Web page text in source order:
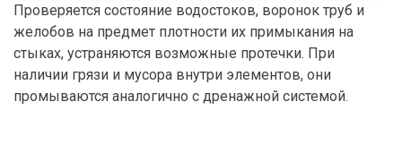
Проверяется состояние водостоков, воронок труб и
желобов на предмет плотности их примыкания на
стыках, устраняются возможные протечки. При
наличии грязи и мусора внутри элементов, они
промываются аналогично с дренажной системой.